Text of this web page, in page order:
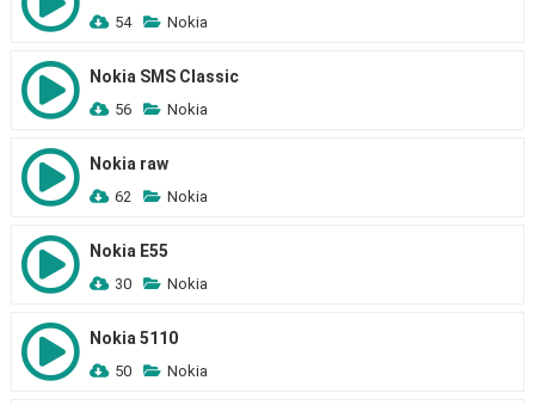
54 Nokia
Nokia SMS Classic
56 Nokia
Nokia raw
62 Nokia
Nokia E55
30 Nokia
Nokia 5110
50 Nokia